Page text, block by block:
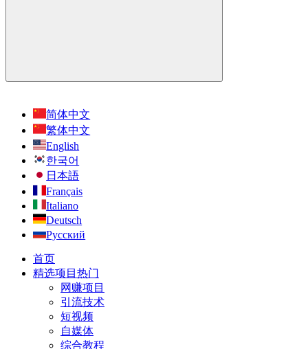
简体中文
繁体中文
English
한국어
日本語
Français
Italiano
Deutsch
Русский
首页
精选项目 热门
网赚项目
引流技术
短视频
自媒体
综合教程